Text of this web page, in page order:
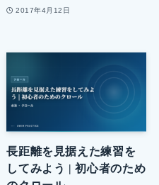
2017年4月12日
長距離を見据えた練習を
してみよう | 初心者のため